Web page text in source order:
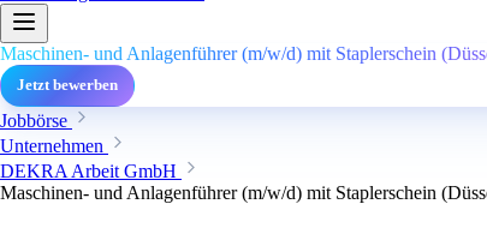
Maschinen- und Anlagenführer (m/w/d) mit Staplerschein
Jetzt bewerben
Jobbörse
Unternehmen
DEKRA Arbeit GmbH
Maschinen- und Anlagenführer (m/w/d) mit Staplerschein